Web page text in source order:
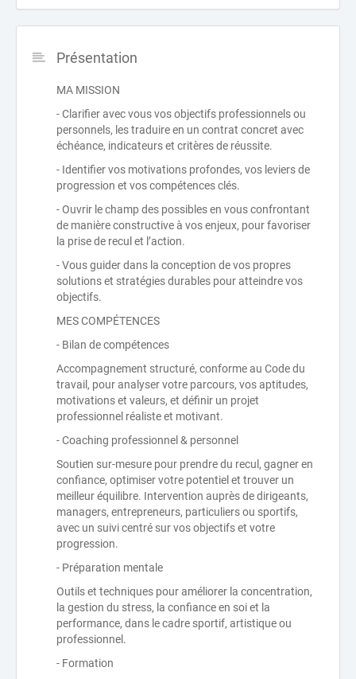
Présentation
MA MISSION
- Clarifier avec vous vos objectifs professionnels ou
personnels, les traduire en un contrat concret avec
échéance, indicateurs et critères de réussite.
- Identifier vos motivations profondes, vos leviers de
progression et vos compétences clés.
- Ouvrir le champ des possibles en vous confrontant
de manière constructive à vos enjeux, pour favoriser
la prise de recul et l’action.
- Vous guider dans la conception de vos propres
solutions et stratégies durables pour atteindre vos
objectifs.
MES COMPÉTENCES
- Bilan de compétences
Accompagnement structuré, conforme au Code du
travail, pour analyser votre parcours, vos aptitudes,
motivations et valeurs, et définir un projet
professionnel réaliste et motivant.
- Coaching professionnel & personnel
Soutien sur-mesure pour prendre du recul, gagner en
confiance, optimiser votre potentiel et trouver un
meilleur équilibre. Intervention auprès de dirigeants,
managers, entrepreneurs, particuliers ou sportifs,
avec un suivi centré sur vos objectifs et votre
progression.
- Préparation mentale
Outils et techniques pour améliorer la concentration,
la gestion du stress, la confiance en soi et la
performance, dans le cadre sportif, artistique ou
professionnel.
- Formation